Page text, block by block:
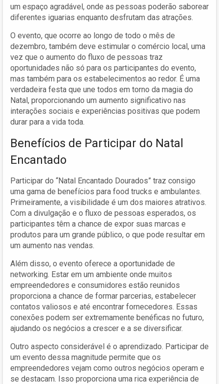
um espaço agradável, onde as pessoas poderão saborear
diferentes iguarias enquanto desfrutam das atrações.
O evento, que ocorre ao longo de todo o mês de
dezembro, também deve estimular o comércio local, uma
vez que o aumento do fluxo de pessoas traz
oportunidades não só para os participantes do evento,
mas também para os estabelecimentos ao redor. É uma
verdadeira festa que une todos em torno da magia do
Natal, proporcionando um aumento significativo nas
interações sociais e experiências positivas que podem
durar para a vida toda.
Benefícios de Participar do Natal
Encantado
Participar do “Natal Encantado Dourados” traz consigo
uma gama de benefícios para food trucks e ambulantes.
Primeiramente, a visibilidade é um dos maiores atrativos.
Com a divulgação e o fluxo de pessoas esperados, os
participantes têm a chance de expor suas marcas e
produtos para um grande público, o que pode resultar em
um aumento nas vendas.
Além disso, o evento oferece a oportunidade de
networking. Estar em um ambiente onde muitos
empreendedores e consumidores estão reunidos
proporciona a chance de formar parcerias, estabelecer
contatos valiosos e até encontrar fornecedores. Essas
conexões podem ser extremamente benéficas no futuro,
ajudando os negócios a crescer e a se diversificar.
Outro aspecto considerável é o aprendizado. Participar de
um evento dessa magnitude permite que os
empreendedores vejam como outros negócios operam e
se destacam. Isso proporciona uma rica experiência de